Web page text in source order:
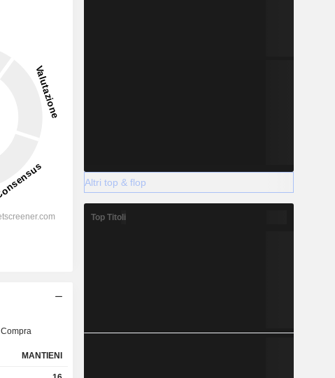
Compra
MANTIENI
Altri top & flop
Top Titoli